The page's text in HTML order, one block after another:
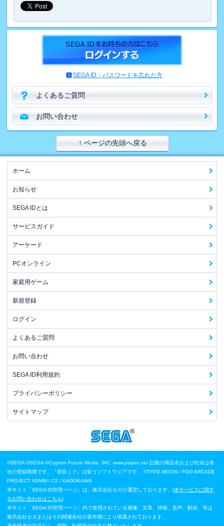
SEGA ID・パスワードを忘れた方
よくあるご質問
お問い合わせ
↑ ページの先頭へ戻る
ホーム
お知らせ
SEGA IDとは
サービスガイド
アーケード
PCオンライン
家庭用ゲーム
新規登録
ログイン
よくあるご質問
お問い合わせ
SEGA ID利用規約
プライバシーポリシー
サイトマップ
©SEGA ©SEGA ©Crypton Future Media, INC. www.piapro.net 記載の商品名および社名は各
社の登録商標です。『初音ミク』は歌うソフトウェアです。
©TYPE-MOON / FGO ARCADE
PROJECT ©DMM / C2 / KADOKAWA
本サイト「SEGA ID管理ページ」は、株式会社セガが運営しております。[本サービスに関す
るお問い合わせはこちら]
本サイト「SEGA ID管理ページ」内で使用されている画像、文章、情報、音声、動画、等は
株式会社セガまたはその関連会社の著作権により保護されております。